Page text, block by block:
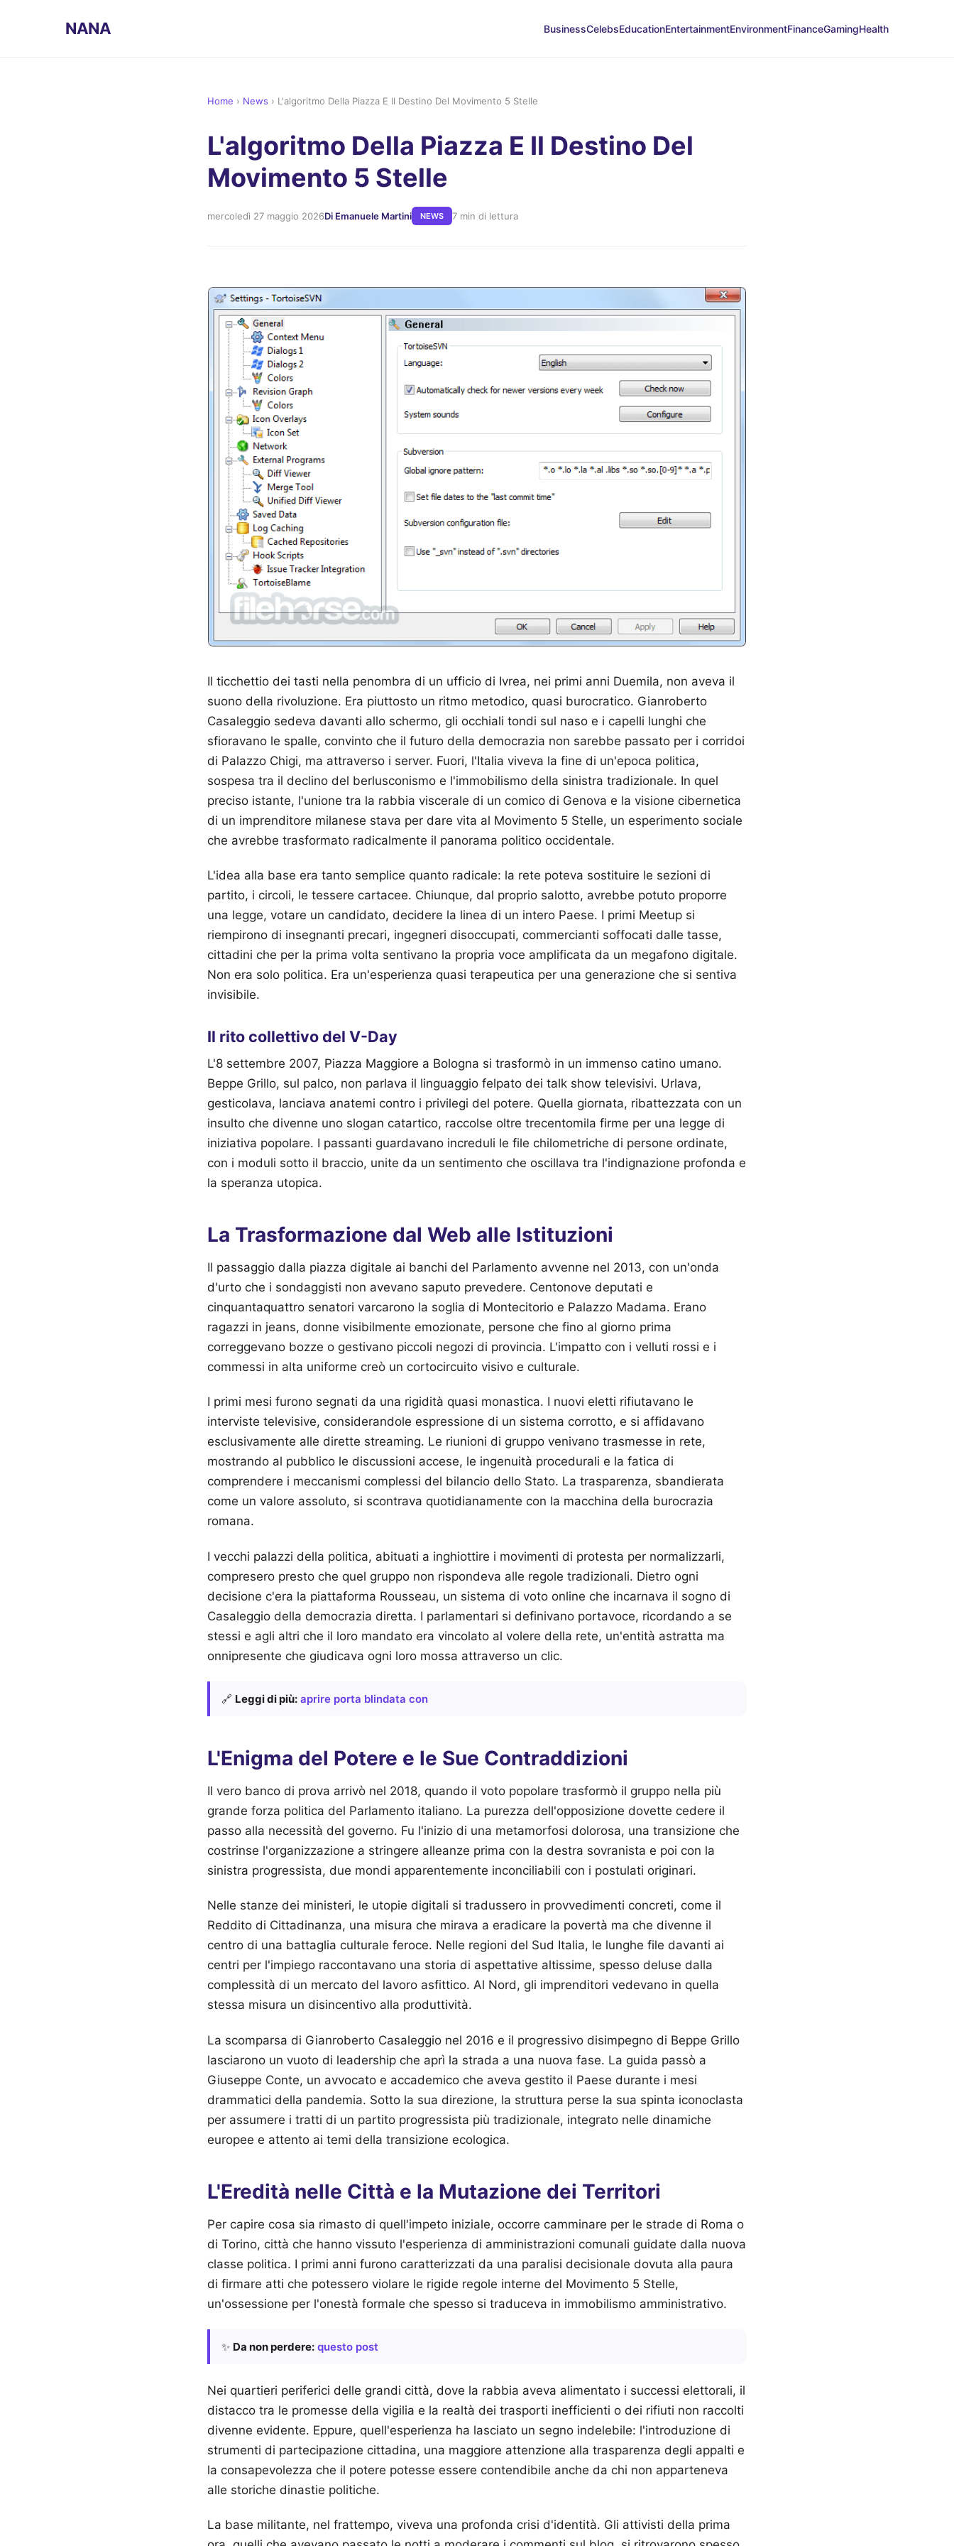
NANA BusinessCelebsEducationEntertainmentEnvironmentFinanceGamingHealth
Home › News › L'algoritmo Della Piazza E Il Destino Del Movimento 5 Stelle
L'algoritmo Della Piazza E Il Destino Del
Movimento 5 Stelle
mercoledì 27 maggio 2026Di Emanuele Martini NEWS 7 min di lettura
Il ticchettio dei tasti nella penombra di un ufficio di Ivrea, nei primi anni Duemila, non aveva il
suono della rivoluzione. Era piuttosto un ritmo metodico, quasi burocratico. Gianroberto
Casaleggio sedeva davanti allo schermo, gli occhiali tondi sul naso e i capelli lunghi che
sfioravano le spalle, convinto che il futuro della democrazia non sarebbe passato per i corridoi
di Palazzo Chigi, ma attraverso i server. Fuori, l'Italia viveva la fine di un'epoca politica,
sospesa tra il declino del berlusconismo e l'immobilismo della sinistra tradizionale. In quel
preciso istante, l'unione tra la rabbia viscerale di un comico di Genova e la visione cibernetica
di un imprenditore milanese stava per dare vita al Movimento 5 Stelle, un esperimento sociale
che avrebbe trasformato radicalmente il panorama politico occidentale.
L'idea alla base era tanto semplice quanto radicale: la rete poteva sostituire le sezioni di
partito, i circoli, le tessere cartacee. Chiunque, dal proprio salotto, avrebbe potuto proporre
una legge, votare un candidato, decidere la linea di un intero Paese. I primi Meetup si
riempirono di insegnanti precari, ingegneri disoccupati, commercianti soffocati dalle tasse,
cittadini che per la prima volta sentivano la propria voce amplificata da un megafono digitale.
Non era solo politica. Era un'esperienza quasi terapeutica per una generazione che si sentiva
invisibile.
Il rito collettivo del V-Day
L'8 settembre 2007, Piazza Maggiore a Bologna si trasformò in un immenso catino umano.
Beppe Grillo, sul palco, non parlava il linguaggio felpato dei talk show televisivi. Urlava,
gesticolava, lanciava anatemi contro i privilegi del potere. Quella giornata, ribattezzata con un
insulto che divenne uno slogan catartico, raccolse oltre trecentomila firme per una legge di
iniziativa popolare. I passanti guardavano increduli le file chilometriche di persone ordinate,
con i moduli sotto il braccio, unite da un sentimento che oscillava tra l'indignazione profonda e
la speranza utopica.
La Trasformazione dal Web alle Istituzioni
Il passaggio dalla piazza digitale ai banchi del Parlamento avvenne nel 2013, con un'onda
d'urto che i sondaggisti non avevano saputo prevedere. Centonove deputati e
cinquantaquattro senatori varcarono la soglia di Montecitorio e Palazzo Madama. Erano
ragazzi in jeans, donne visibilmente emozionate, persone che fino al giorno prima
correggevano bozze o gestivano piccoli negozi di provincia. L'impatto con i velluti rossi e i
commessi in alta uniforme creò un cortocircuito visivo e culturale.
I primi mesi furono segnati da una rigidità quasi monastica. I nuovi eletti rifiutavano le
interviste televisive, considerandole espressione di un sistema corrotto, e si affidavano
esclusivamente alle dirette streaming. Le riunioni di gruppo venivano trasmesse in rete,
mostrando al pubblico le discussioni accese, le ingenuità procedurali e la fatica di
comprendere i meccanismi complessi del bilancio dello Stato. La trasparenza, sbandierata
come un valore assoluto, si scontrava quotidianamente con la macchina della burocrazia
romana.
I vecchi palazzi della politica, abituati a inghiottire i movimenti di protesta per normalizzarli,
compresero presto che quel gruppo non rispondeva alle regole tradizionali. Dietro ogni
decisione c'era la piattaforma Rousseau, un sistema di voto online che incarnava il sogno di
Casaleggio della democrazia diretta. I parlamentari si definivano portavoce, ricordando a se
stessi e agli altri che il loro mandato era vincolato al volere della rete, un'entità astratta ma
onnipresente che giudicava ogni loro mossa attraverso un clic.
🔗 Leggi di più: aprire porta blindata con
L'Enigma del Potere e le Sue Contraddizioni
Il vero banco di prova arrivò nel 2018, quando il voto popolare trasformò il gruppo nella più
grande forza politica del Parlamento italiano. La purezza dell'opposizione dovette cedere il
passo alla necessità del governo. Fu l'inizio di una metamorfosi dolorosa, una transizione che
costrinse l'organizzazione a stringere alleanze prima con la destra sovranista e poi con la
sinistra progressista, due mondi apparentemente inconciliabili con i postulati originari.
Nelle stanze dei ministeri, le utopie digitali si tradussero in provvedimenti concreti, come il
Reddito di Cittadinanza, una misura che mirava a eradicare la povertà ma che divenne il
centro di una battaglia culturale feroce. Nelle regioni del Sud Italia, le lunghe file davanti ai
centri per l'impiego raccontavano una storia di aspettative altissime, spesso deluse dalla
complessità di un mercato del lavoro asfittico. Al Nord, gli imprenditori vedevano in quella
stessa misura un disincentivo alla produttività.
La scomparsa di Gianroberto Casaleggio nel 2016 e il progressivo disimpegno di Beppe Grillo
lasciarono un vuoto di leadership che aprì la strada a una nuova fase. La guida passò a
Giuseppe Conte, un avvocato e accademico che aveva gestito il Paese durante i mesi
drammatici della pandemia. Sotto la sua direzione, la struttura perse la sua spinta iconoclasta
per assumere i tratti di un partito progressista più tradizionale, integrato nelle dinamiche
europee e attento ai temi della transizione ecologica.
L'Eredità nelle Città e la Mutazione dei Territori
Per capire cosa sia rimasto di quell'impeto iniziale, occorre camminare per le strade di Roma o
di Torino, città che hanno vissuto l'esperienza di amministrazioni comunali guidate dalla nuova
classe politica. I primi anni furono caratterizzati da una paralisi decisionale dovuta alla paura
di firmare atti che potessero violare le rigide regole interne del Movimento 5 Stelle,
un'ossessione per l'onestà formale che spesso si traduceva in immobilismo amministrativo.
✨ Da non perdere: questo post
Nei quartieri periferici delle grandi città, dove la rabbia aveva alimentato i successi elettorali, il
distacco tra le promesse della vigilia e la realtà dei trasporti inefficienti o dei rifiuti non raccolti
divenne evidente. Eppure, quell'esperienza ha lasciato un segno indelebile: l'introduzione di
strumenti di partecipazione cittadina, una maggiore attenzione alla trasparenza degli appalti e
la consapevolezza che il potere potesse essere contendibile anche da chi non apparteneva
alle storiche dinastie politiche.
La base militante, nel frattempo, viveva una profonda crisi d'identità. Gli attivisti della prima